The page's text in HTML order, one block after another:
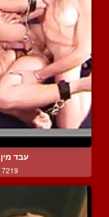
עבד
7219 צפיות